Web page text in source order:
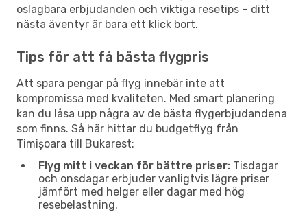
oslagbara erbjudanden och viktiga resetips – ditt
nästa äventyr är bara ett klick bort.
Tips för att få bästa flygpris
Att spara pengar på flyg innebär inte att
kompromissa med kvaliteten. Med smart planering
kan du låsa upp några av de bästa flygerbjudandena
som finns. Så här hittar du budgetflyg från
Timișoara till Bukarest:
Flyg mitt i veckan för bättre priser: Tisdagar
och onsdagar erbjuder vanligtvis lägre priser
jämfört med helger eller dagar med hög
resebelastning.